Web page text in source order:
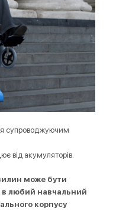
супроводжуючим
від акумуляторів.
може бути
любий навчальний
корпусу